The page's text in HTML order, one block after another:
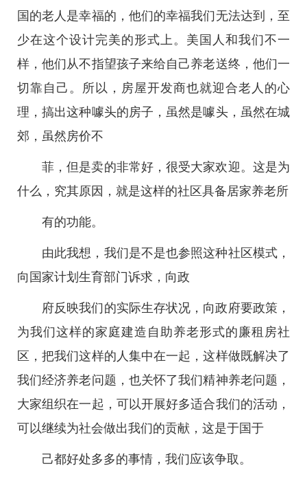
国的老人是幸福的，他们的幸福我们无法达到，至
少在这个设计完美的形式上。美国人和我们不一
样，他们从不指望孩子来给自己养老送终，他们一
切靠自己。所以，房屋开发商也就迎合老人的心
理，搞出这种噱头的房子，虽然是噱头，虽然在城
郊，虽然房价不
菲，但是卖的非常好，很受大家欢迎。这是为
什么，究其原因，就是这样的社区具备居家养老所
有的功能。
由此我想，我们是不是也参照这种社区模式，
向国家计划生育部门诉求，向政
府反映我们的实际生存状况，向政府要政策，
为我们这样的家庭建造自助养老形式的廉租房社
区，把我们这样的人集中在一起，这样做既解决了
我们经济养老问题，也关怀了我们精神养老问题，
大家组织在一起，可以开展好多适合我们的活动，
可以继续为社会做出我们的贡献，这是于国于
己都好处多多的事情，我们应该争取。